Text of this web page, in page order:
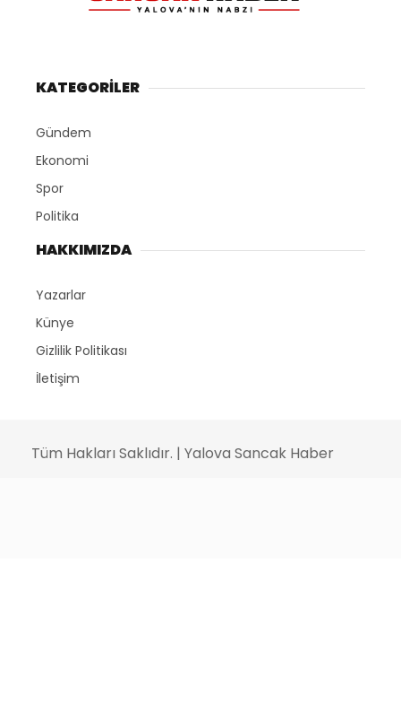
KATEGORİLER
Gündem
Ekonomi
Spor
Politika
HAKKIMIZDA
Yazarlar
Künye
Gizlilik Politikası
İletişim
Tüm Hakları Saklıdır. | Yalova Sancak Haber